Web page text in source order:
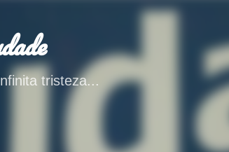
Ir al contenido principal
tristeza...